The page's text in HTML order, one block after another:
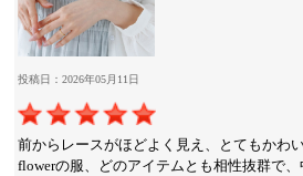
投稿日：2026年05月11日
前からレースがほどよく見え、とてもかわい
flowerの服、どのアイテムとも相性抜群で